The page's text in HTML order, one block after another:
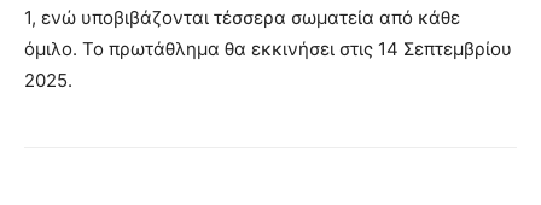
1, ενώ υποβιβάζονται τέσσερα σωματεία από κάθε
όμιλο. Το πρωτάθλημα θα εκκινήσει στις 14 Σεπτεμβρίου
2025.